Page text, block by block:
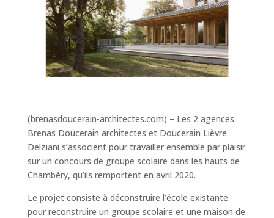
(brenasdoucerain-architectes.com) – Les 2 agences
Brenas Doucerain architectes et Doucerain Lièvre
Delziani s’associent pour travailler ensemble par plaisir
sur un concours de groupe scolaire dans les hauts de
Chambéry, qu’ils remportent en avril 2020.
Le projet consiste à déconstruire l’école existante
pour reconstruire un groupe scolaire et une maison de